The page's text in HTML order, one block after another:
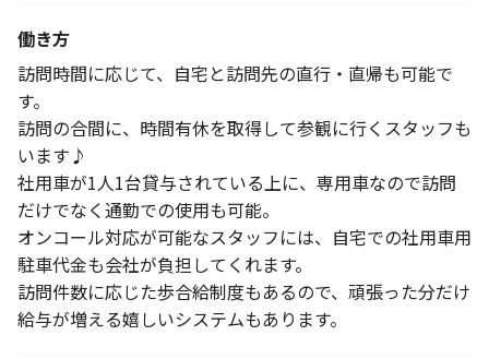
働き方
訪問時間に応じて、自宅と訪問先の直行・直帰も可能で
す。
訪問の合間に、時間有休を取得して参観に行くスタッフも
います♪
社用車が1人1台貸与されている上に、専用車なので訪問
だけでなく通勤での使用も可能。
オンコール対応が可能なスタッフには、自宅での社用車用
駐車代金も会社が負担してくれます。
訪問件数に応じた歩合給制度もあるので、頑張った分だけ
給与が増える嬉しいシステムもあります。